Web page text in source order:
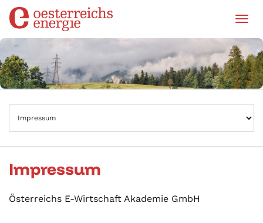
Impressum
Österreichs E-Wirtschaft Akademie GmbH